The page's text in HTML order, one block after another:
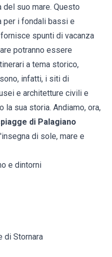
del suo mare. Questo
per i fondali bassi e
spunti di vacanza
potranno essere
a tema storico,
infatti, i siti di
e architetture civili e
la sua storia. Andiamo, ora,
di Palagiano
di sole, mare e
e dintorni
di Stornara